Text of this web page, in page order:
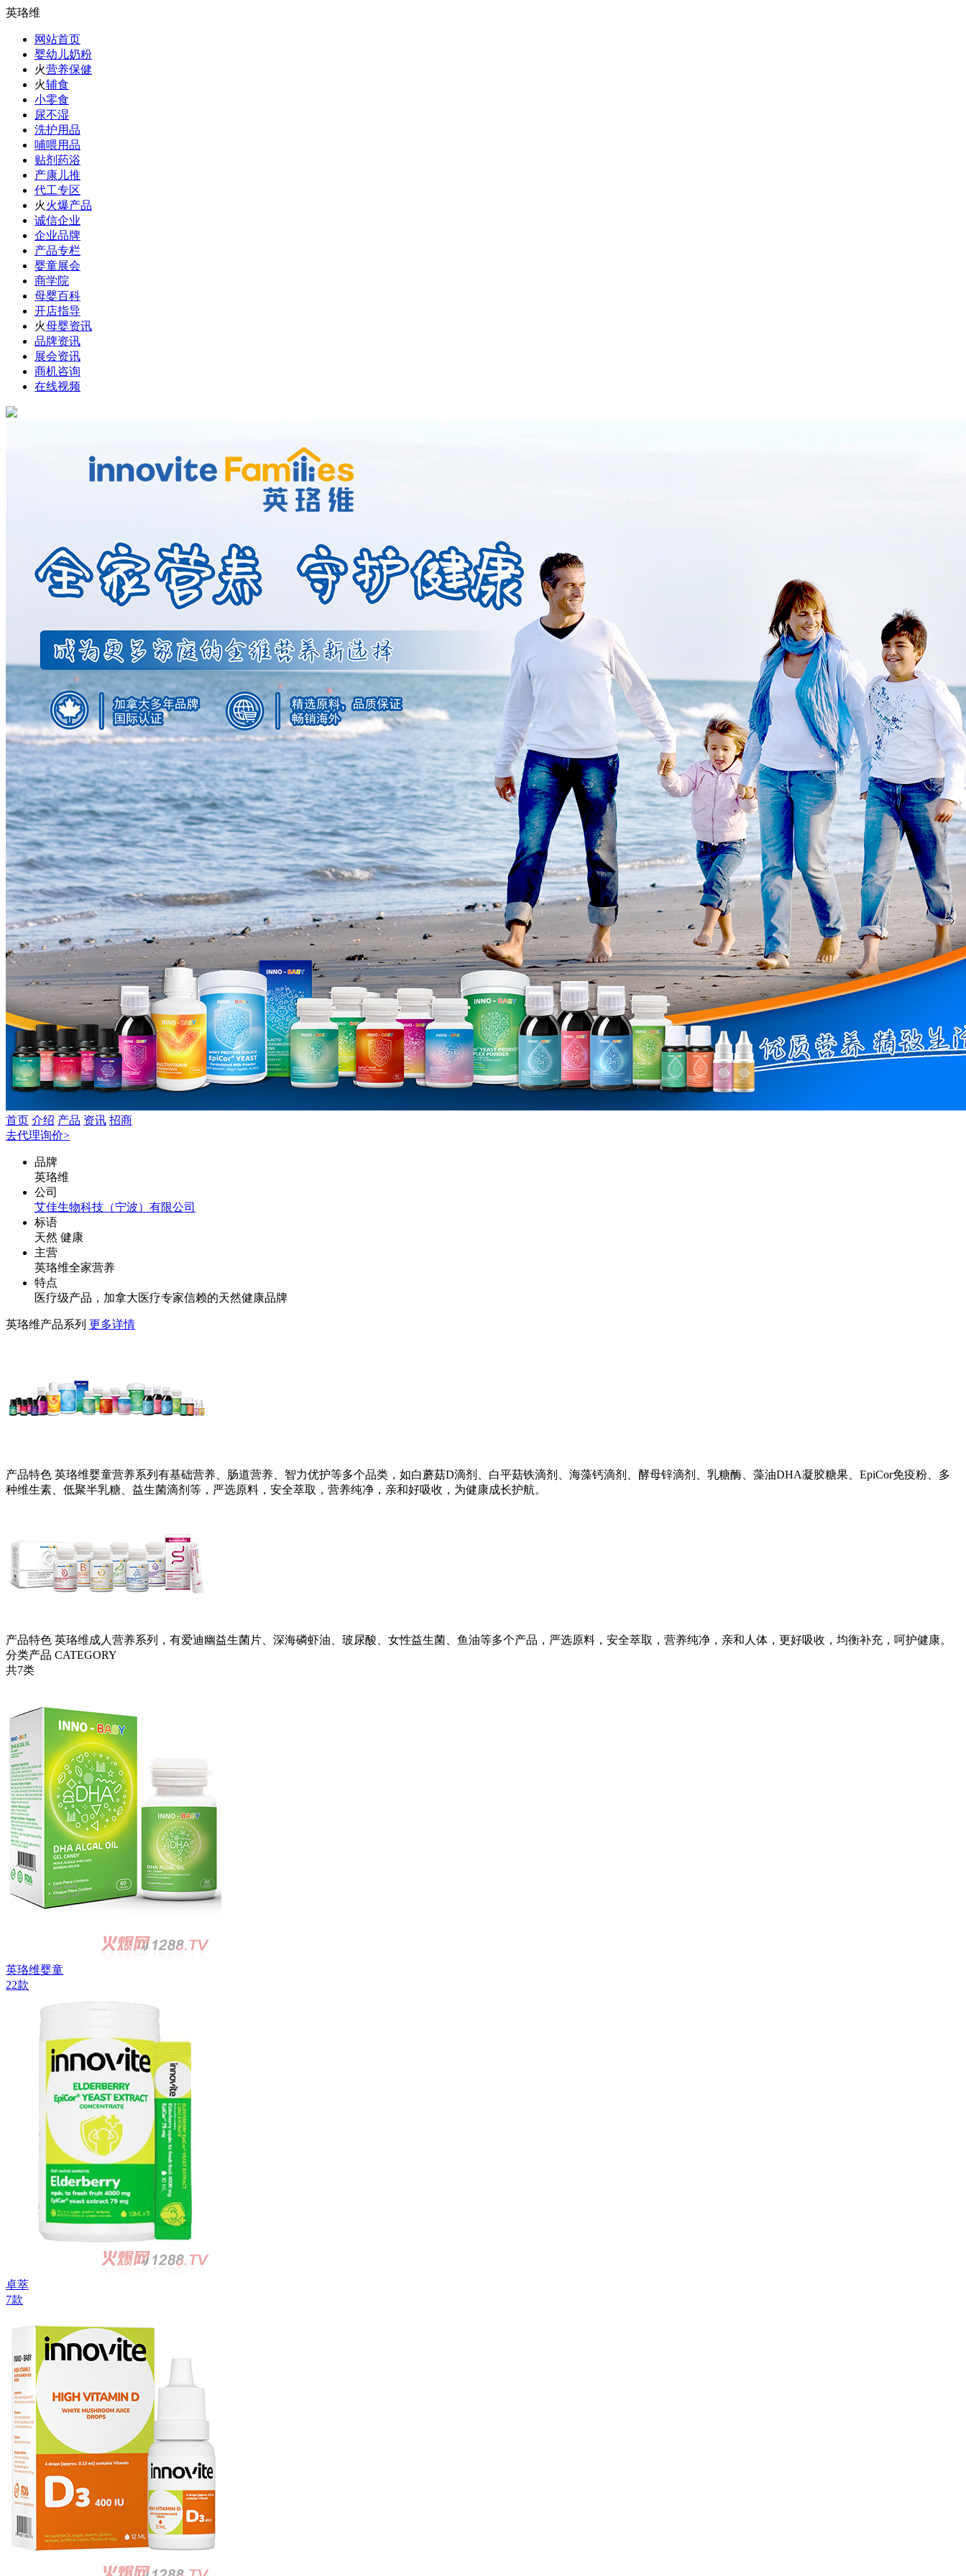
英珞维
网站首页
婴幼儿奶粉
火营养保健
火辅食
小零食
尿不湿
洗护用品
哺喂用品
贴剂药浴
产康儿推
代工专区
火火爆产品
诚信企业
企业品牌
产品专栏
婴童展会
商学院
母婴百科
开店指导
火母婴资讯
品牌资讯
展会资讯
商机咨询
在线视频
首页 介绍 产品 资讯 招商
去代理询价>
品牌
英珞维
公司
艾佳生物科技（宁波）有限公司
标语
天然 健康
主营
英珞维全家营养
特点
医疗级产品，加拿大医疗专家信赖的天然健康品牌
英珞维产品系列 更多详情
产品特色 英珞维婴童营养系列有基础营养、肠道营养、智力优护等多个品类，如白蘑菇D滴剂、白平菇铁滴剂、海藻钙滴剂、酵母锌滴剂、乳糖酶、藻油DHA凝胶糖果、EpiCor免疫粉、多
种维生素、低聚半乳糖、益生菌滴剂等，严选原料，安全萃取，营养纯净，亲和好吸收，为健康成长护航。
产品特色 英珞维成人营养系列，有爱迪幽益生菌片、深海磷虾油、玻尿酸、女性益生菌、鱼油等多个产品，严选原料，安全萃取，营养纯净，亲和人体，更好吸收，均衡补充，呵护健康。
分类产品 CATEGORY
共7类
英珞维婴童
22款
卓萃
7款